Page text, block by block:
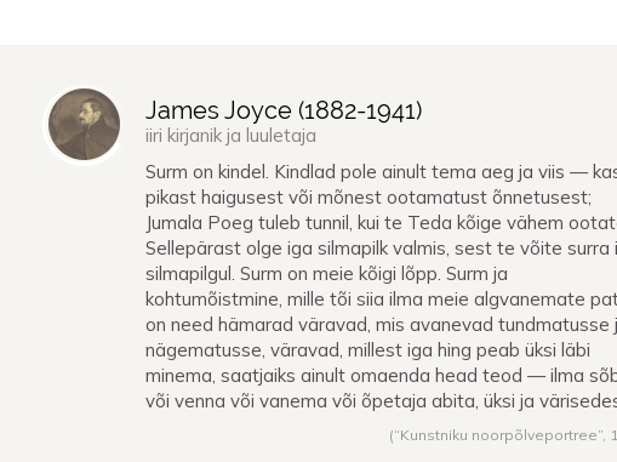
James Joyce (1882-1941)
iiri kirjanik ja luuletaja
Surm on kindel. Kindlad pole ainult tema aeg ja viis —
pikast haigusest või mõnest ootamatust õnnetusest;
Jumala Poeg tuleb tunnil, kui te Teda kõige vähem
Sellepärast olge iga silmapilk valmis, sest te võite surra
silmapilgul. Surm on meie kõigi lõpp. Surm ja
kohtumõistmine, mille tõi siia ilma meie algvanemate
on need hämarad väravad, mis avanevad tundmatusse
nägematusse, väravad, millest iga hing peab üksi läbi
minema, saatjaiks ainult omaenda head teod — ilma
või venna või vanema või õpetaja abita, üksi ja
(“Kunstniku noorpõlveportree”,